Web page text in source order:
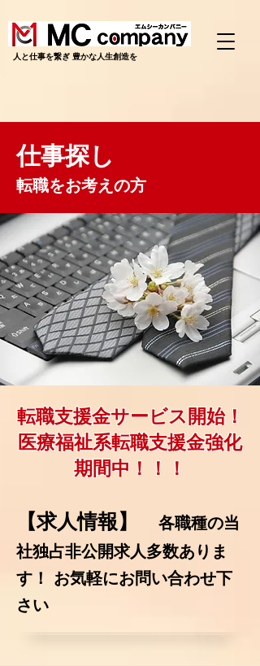
​人と仕事を繋ぎ 豊かな人生創造を
仕事探し
転職をお考えの方
転職支援金サービス開始！
​医療福祉系転職支援金強化
期間中！！！
【求人情報】
各職種の当
社独占非公開求人多数ありま
す！ お気軽にお問い合わせ下
さい